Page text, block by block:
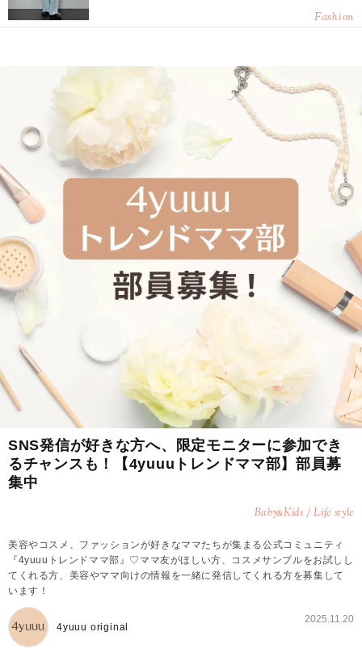
Fashion
SNS発信が好きな方へ、限定モニターに参加でき
るチャンスも！【4yuuuトレンドママ部】部員募
集中
Baby&Kids / Life style
美容やコスメ、ファッションが好きなママたちが集まる公式コミュニティ
『4yuuuトレンドママ部』♡ママ友がほしい方、コスメサンプルをお試しし
てくれる方、美容やママ向けの情報を一緒に発信してくれる方を募集して
います！
4yuuu original
2025.11.20